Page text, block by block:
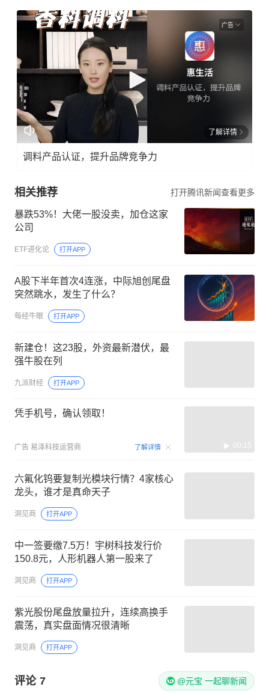
广告
了解详情
调料产品认证，提升品牌竞争力
相关推荐 打开腾讯新闻查看更多
暴跌53%！大佬一股没卖，加仓这家
公司
ETF进化论 打开APP
A股下半年首次4连涨，中际旭创尾盘
突然跳水，发生了什么？
每经牛眼 打开APP
新建仓！这23股，外资最新潜伏，最
强牛股在列
九派财经 打开APP
凭手机号，确认领取！
广告 易泽科技运营商 了解详情 00:15
六氟化钨要复制光模块行情？4家核心
龙头，谁才是真命天子
洞见商 打开APP
中一签要缴7.5万！宇树科技发行价
150.8元，人形机器人第一股来了
洞见商 打开APP
紫光股份尾盘放量拉升，连续高换手
震荡，真实盘面情况很清晰
洞见商 打开APP
评论 7 @元宝 一起聊新闻